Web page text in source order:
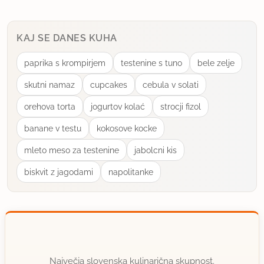
stepem v sneg za na vrh narastka - in dodam
marmelado. Preostale beljake stepem v sneg in jih
narahlo umešam v zmes riža, rumenjakov in skute.
uporabno
rimljanka
član od 2005 17907 sporočil
13.2.2007 ob 7:32
Habibi, saj ne naraste kaj posebej. Speče se, pa
rahel ostane, kar je posledica beljakovega snega.
KAJ SE DANES KUHA
paprika s krompirjem testenine s tuno bele zelje
skutni namaz cupcakes cebula v solati
orehova torta jogurtov kolać strocji fizol
banane v testu kokosove kocke
mleto meso za testenine jabolcni kis
biskvit z jagodami napolitanke
Največja slovenska kulinarična skupnost.